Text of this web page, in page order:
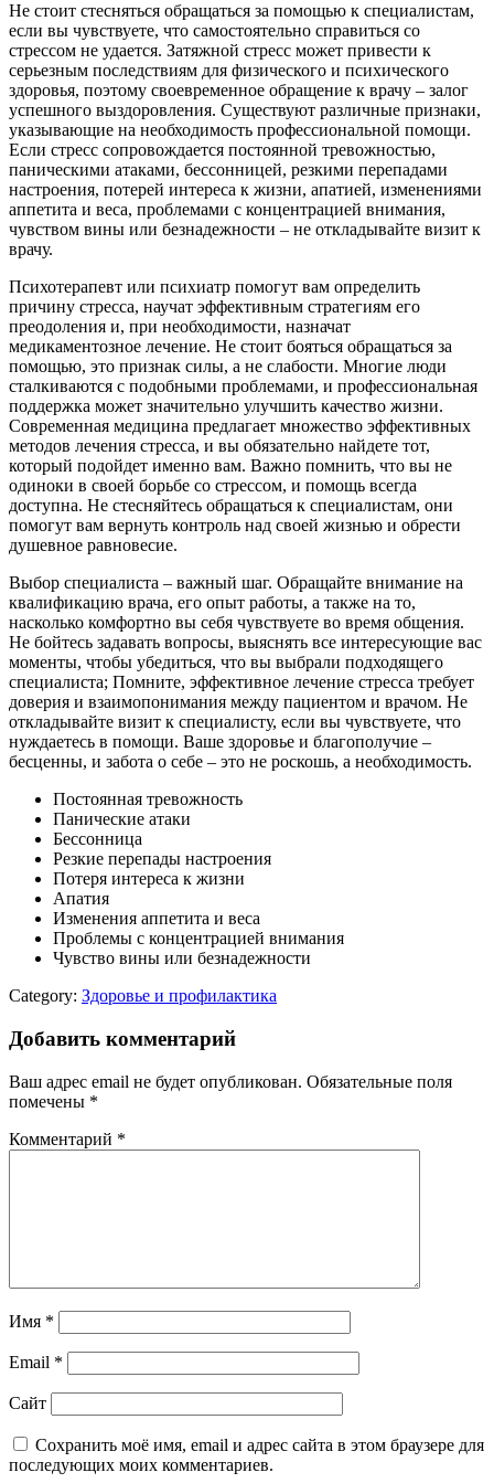
Не стоит стесняться обращаться за помощью к специалистам,
если вы чувствуете, что самостоятельно справиться со
стрессом не удается. Затяжной стресс может привести к
серьезным последствиям для физического и психического
здоровья, поэтому своевременное обращение к врачу – залог
успешного выздоровления. Существуют различные признаки,
указывающие на необходимость профессиональной помощи.
Если стресс сопровождается постоянной тревожностью,
паническими атаками, бессонницей, резкими перепадами
настроения, потерей интереса к жизни, апатией, изменениями
аппетита и веса, проблемами с концентрацией внимания,
чувством вины или безнадежности – не откладывайте визит к
врачу.
Психотерапевт или психиатр помогут вам определить
причину стресса, научат эффективным стратегиям его
преодоления и, при необходимости, назначат
медикаментозное лечение. Не стоит бояться обращаться за
помощью, это признак силы, а не слабости. Многие люди
сталкиваются с подобными проблемами, и профессиональная
поддержка может значительно улучшить качество жизни.
Современная медицина предлагает множество эффективных
методов лечения стресса, и вы обязательно найдете тот,
который подойдет именно вам. Важно помнить, что вы не
одиноки в своей борьбе со стрессом, и помощь всегда
доступна. Не стесняйтесь обращаться к специалистам, они
помогут вам вернуть контроль над своей жизнью и обрести
душевное равновесие.
Выбор специалиста – важный шаг. Обращайте внимание на
квалификацию врача, его опыт работы, а также на то,
насколько комфортно вы себя чувствуете во время общения.
Не бойтесь задавать вопросы, выяснять все интересующие вас
моменты, чтобы убедиться, что вы выбрали подходящего
специалиста; Помните, эффективное лечение стресса требует
доверия и взаимопонимания между пациентом и врачом. Не
откладывайте визит к специалисту, если вы чувствуете, что
нуждаетесь в помощи. Ваше здоровье и благополучие –
бесценны, и забота о себе – это не роскошь, а необходимость.
Постоянная тревожность
Панические атаки
Бессонница
Резкие перепады настроения
Потеря интереса к жизни
Апатия
Изменения аппетита и веса
Проблемы с концентрацией внимания
Чувство вины или безнадежности
Category: Здоровье и профилактика
Добавить комментарий
Ваш адрес email не будет опубликован. Обязательные поля
помечены *
Комментарий *
Имя *
Email *
Сайт
Сохранить моё имя, email и адрес сайта в этом браузере для
последующих моих комментариев.